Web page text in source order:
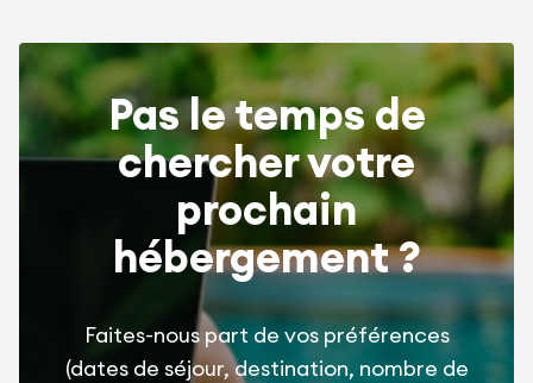
Pas le temps de
chercher votre
prochain
hébergement ?
Faites-nous part de vos préférences
(dates de séjour, destination, nombre de